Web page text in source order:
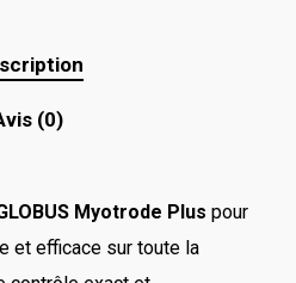
(0)
Myotrode Plus pour
et efficace sur toute la